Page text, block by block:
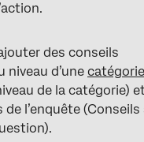
des conseils
niveau d’une catégorie
de la catégorie)
l’enquête (Conseils